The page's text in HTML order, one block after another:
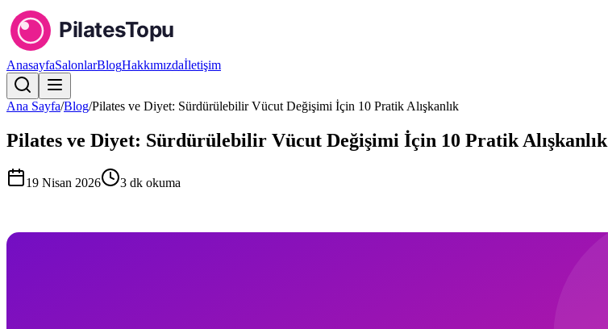
AnasayfaSalonlarBlogHakkımızdaİletişim
Ana Sayfa/Blog/Pilates ve Diyet: Sürdürülebilir Vücut Değişimi İçin 10 Pratik Alışkanlık
Pilates ve Diyet: Sürdürülebilir Vücut Değişimi İçin 10 Pratik Alışkanlık
19 Nisan 2026 3 dk okuma